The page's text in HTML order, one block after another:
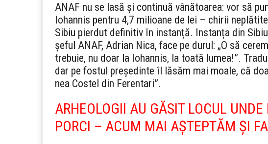
ANAF nu se lasă și continuă vânătoarea: vor să
Iohannis pentru 4,7 milioane de lei – chirii
Sibiu pierdut definitiv în instanță. Instanța din
șeful ANAF, Adrian Nica, face pe durul: „O să
trebuie, nu doar la Iohannis, la toată lumea!”.
dar pe fostul președinte îl lăsăm mai moale, că
nea Costel din Ferentari”.
ARHEOLOGII AU GĂSIT LOCUL
PORCI – ACUM MAI AȘTEPTĂM ȘI